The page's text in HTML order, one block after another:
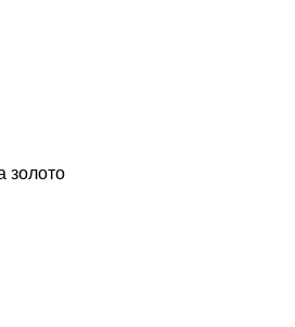
золото